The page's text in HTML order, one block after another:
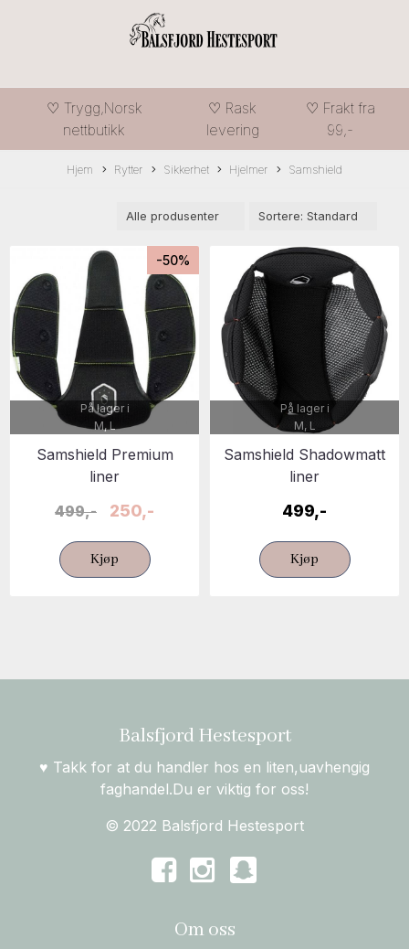
♡ Trygg,Norsk
nettbutikk
♡ Rask
levering
♡ Frakt fra
99,-
Hjem Rytter Sikkerhet Hjelmer Samshield
-50%
På lager i
M, L
Samshield Premium
liner
499,-
250,-
Kjøp
På lager i
M, L
Samshield Shadowmatt
liner
499,-
Kjøp
Balsfjord Hestesport
♥ Takk for at du handler hos en liten,uavhengig
faghandel.Du er viktig for oss!
© 2022 Balsfjord Hestesport
Om oss